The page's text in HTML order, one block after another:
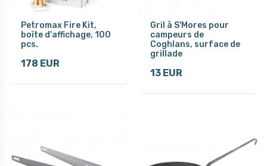
Petromax Fire Kit,
boîte d'affichage, 100
pcs.
178 EUR
Gril à S'Mores pour
campeurs de
Coghlans, surface de
grillade
13 EUR